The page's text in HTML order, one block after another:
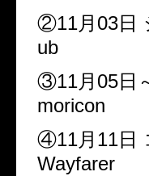
②11月03日
ub
③11月05日
moricon
④11月11日
Wayfarer